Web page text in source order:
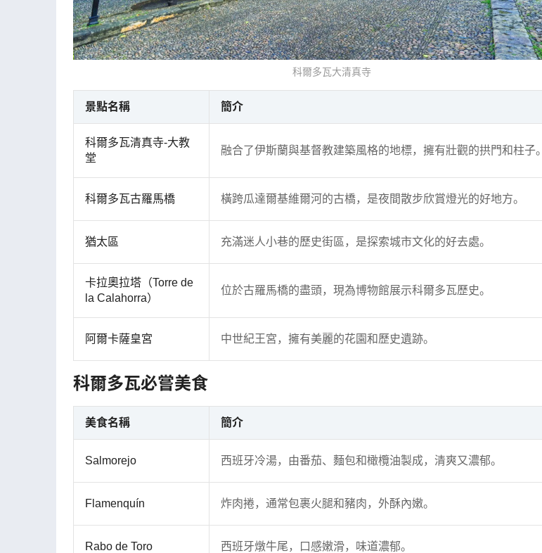
科爾多瓦大清真寺
景點名稱 簡介
科爾多瓦清真寺-大教
堂
融合了伊斯蘭與基督教建築風格的地標，擁有壯觀的拱門和柱子。
科爾多瓦古羅馬橋 橫跨瓜達爾基維爾河的古橋，是夜間散步欣賞燈光的好地方。
猶太區 充滿迷人小巷的歷史街區，是探索城市文化的好去處。
卡拉奧拉塔（Torre de
la Calahorra）
位於古羅馬橋的盡頭，現為博物館展示科爾多瓦歷史。
阿爾卡薩皇宮 中世紀王宮，擁有美麗的花園和歷史遺跡。
科爾多瓦必嘗美食
美食名稱 簡介
Salmorejo 西班牙冷湯，由番茄、麵包和橄欖油製成，清爽又濃郁。
Flamenquín 炸肉捲，通常包裹火腿和豬肉，外酥內嫩。
Rabo de Toro 西班牙燉牛尾，口感嫩滑，味道濃郁。